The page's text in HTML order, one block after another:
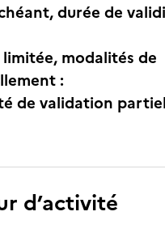
durée de
limitée, modalités de
:
de validation
d’activité